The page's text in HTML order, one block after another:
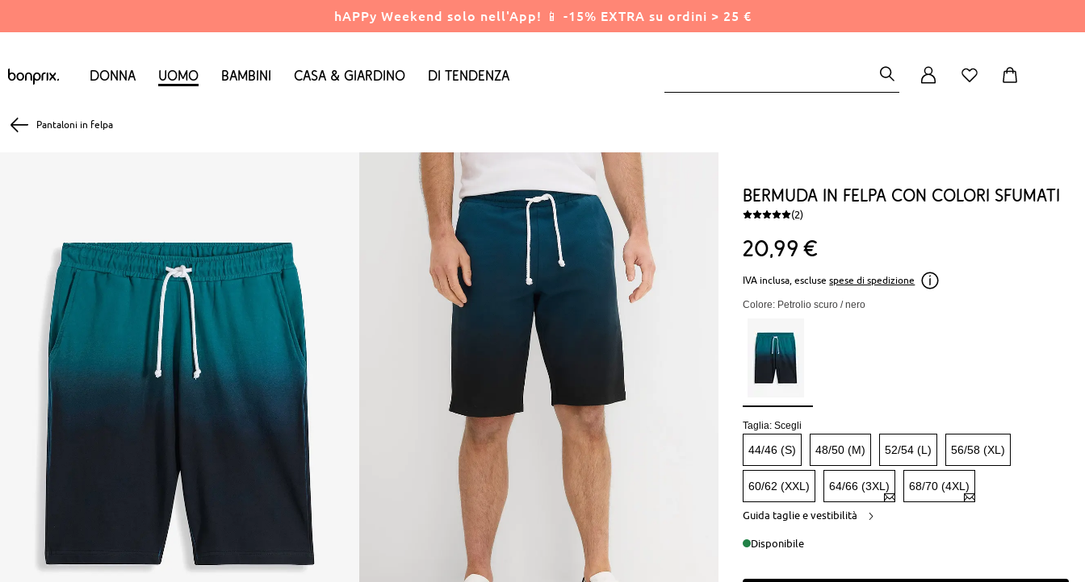
hAPPy Weekend solo nell'App! 📱 -15% EXTRA su ordini > 25 €
Donna Uomo Bambini Casa & Giardino Di tendenza
Pantaloni in felpa
Bermuda in felpa con colori sfumati
(2)
20 99 €
IVA inclusa, escluse spese di spedizione
Colore: Petrolio scuro / nero
Taglia:Scegli
44/46 (S) 48/50 (M) 52/54 (L) 56/58 (XL)
60/62 (XXL) 64/66 (3XL) 68/70 (4XL)
Guida taglie e vestibilità
Disponibile